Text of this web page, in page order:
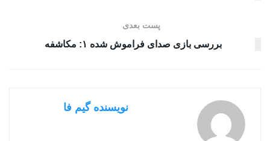
پست بعدی
بررسی بازی صدای فراموش شده ۱: مکاشفه
نویسنده گیم فا